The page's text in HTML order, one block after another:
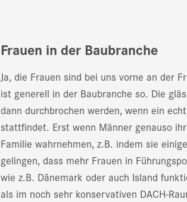
Frauen in der Baubranche
Ja, die Frauen sind bei uns vorne an der
ist generell in der Baubranche so. Die
dann durchbrochen werden, wenn ein
stattfindet. Erst wenn Männer genauso
Familie wahrnehmen, z.B. indem sie
gelingen, dass mehr Frauen in
wie z.B. Dänemark oder auch Island
als im noch sehr konservativen DACH-